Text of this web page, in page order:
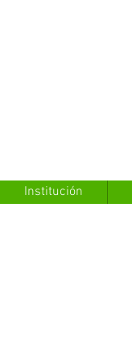
Institución